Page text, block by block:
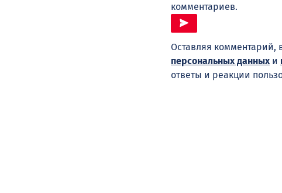
комментариев.
Оставляя комментарий,
персональных данных и
ответы и реакции